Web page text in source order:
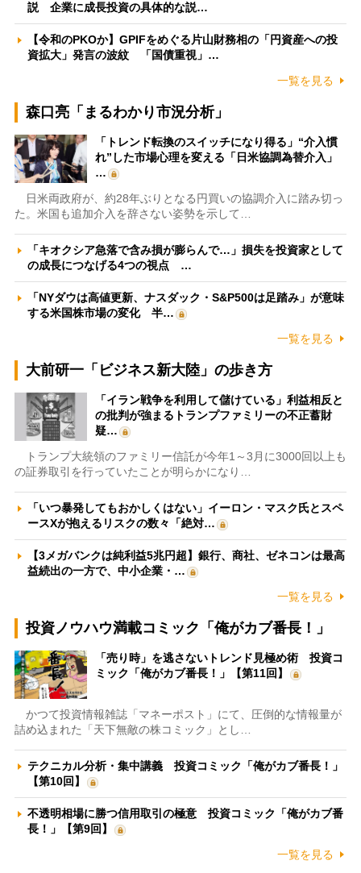
説 企業に成長投資の具体的な説…
【令和のPKOか】GPIFをめぐる片山財務相の「円資産への投
資拡大」発言の波紋 「国債重視」…
一覧を見る
森口亮「まるわかり市況分析」
「トレンド転換のスイッチになり得る」“介入慣
れ”した市場心理を変える「日米協調為替介入」
…
日米両政府が、約28年ぶりとなる円買いの協調介入に踏み切っ
た。米国も追加介入を辞さない姿勢を示して…
「キオクシア急落で含み損が膨らんで…」損失を投資家として
の成長につなげる4つの視点 …
「NYダウは高値更新、ナスダック・S&P500は足踏み」が意味
する米国株市場の変化 半…
一覧を見る
大前研一「ビジネス新大陸」の歩き方
「イラン戦争を利用して儲けている」利益相反と
の批判が強まるトランプファミリーの不正蓄財
疑…
トランプ大統領のファミリー信託が今年1～3月に3000回以上も
の証券取引を行っていたことが明らかになり…
「いつ暴発してもおかしくはない」イーロン・マスク氏とスペ
ースXが抱えるリスクの数々「絶対…
【3メガバンクは純利益5兆円超】銀行、商社、ゼネコンは最高
益続出の一方で、中小企業・…
一覧を見る
投資ノウハウ満載コミック「俺がカブ番長！」
「売り時」を逃さないトレンド見極め術 投資コ
ミック「俺がカブ番長！」【第11回】
かつて投資情報雑誌「マネーポスト」にて、圧倒的な情報量が
詰め込まれた「天下無敵の株コミック」とし…
テクニカル分析・集中講義 投資コミック「俺がカブ番長！」
【第10回】
不透明相場に勝つ信用取引の極意 投資コミック「俺がカブ番
長！」【第9回】
一覧を見る